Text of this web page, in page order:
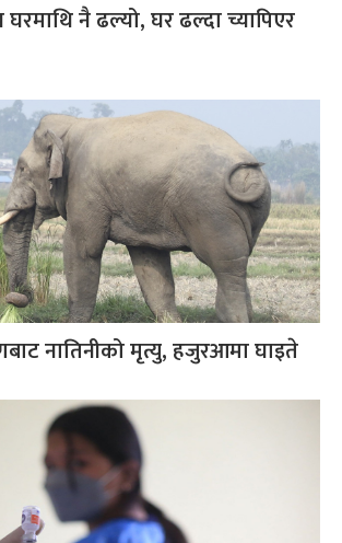
नै ढल्यो, घर ढल्दा च्यापिएर
नातिनीको मृत्यु, हजुरआमा घाइते